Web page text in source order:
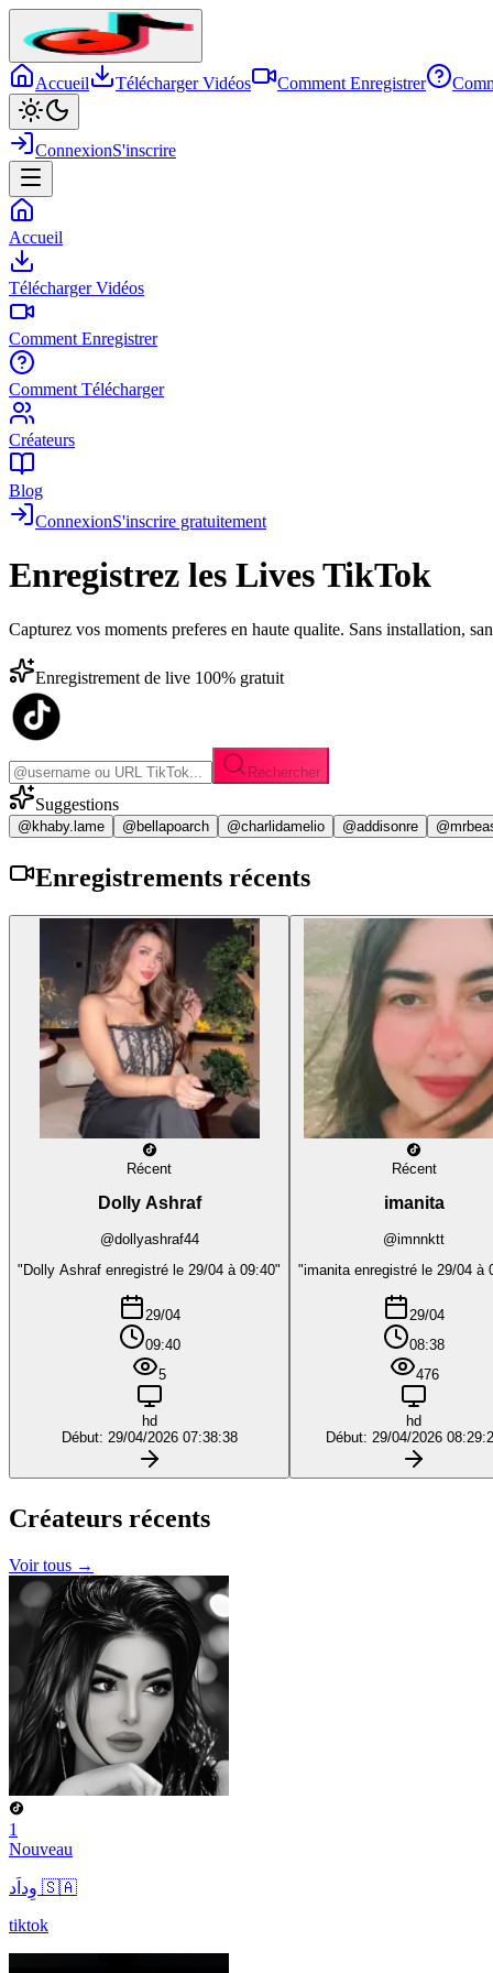
Accueil Télécharger Vidéos Comment Enregistrer
ConnexionS'inscrire
Accueil
Télécharger Vidéos
Comment Enregistrer
Comment Télécharger
Créateurs
Blog
ConnexionS'inscrire gratuitement
Enregistrez les Lives TikTok
Capturez vos moments preferes en haute qualite. Sans installation,
Enregistrement de live 100% gratuit
Rechercher
Suggestions
@khaby.lame @bellapoarch @charlidamelio @addisonre
Enregistrements récents
Récent
Dolly Ashraf
@dollyashraf44
"Dolly Ashraf enregistré le 29/04 à 09:40"
29/04
09:40
5
hd
Début: 29/04/2026 07:38:38
Récent
imanita
@imnnktt
"imanita enregistré le 29/04 à
29/04
08:38
476
hd
Début: 29/04/2026
Créateurs récents
Voir tous →
1
Nouveau
وِداَد 🇸🇦
tiktok